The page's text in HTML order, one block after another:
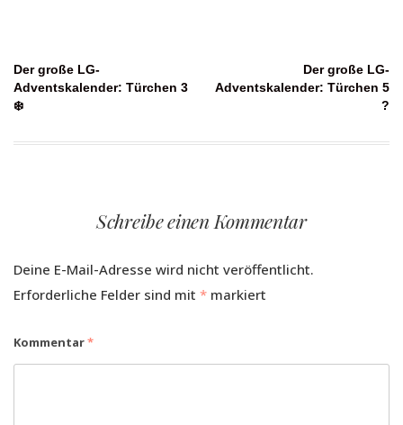
Beitragsnavigation
Der große LG-
Adventskalender: Türchen 3
❄️
Der große LG-
Adventskalender: Türchen 5
?
Schreibe einen Kommentar
Deine E-Mail-Adresse wird nicht veröffentlicht.
Erforderliche Felder sind mit * markiert
Kommentar*